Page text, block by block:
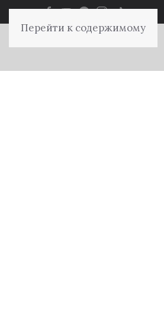
Перейти к содержимому